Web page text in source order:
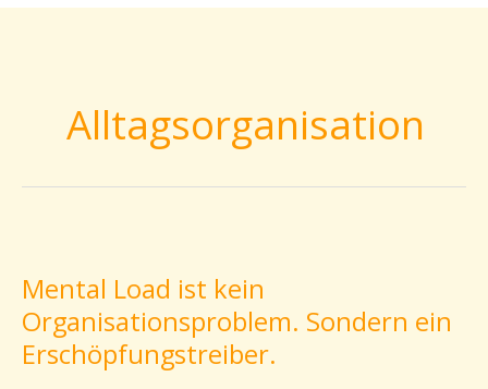
Alltagsorganisation
Mental Load ist kein
Organisationsproblem. Sondern ein
Erschöpfungstreiber.
ist
kein
Organisationsproblem.
Sondern
Einfach